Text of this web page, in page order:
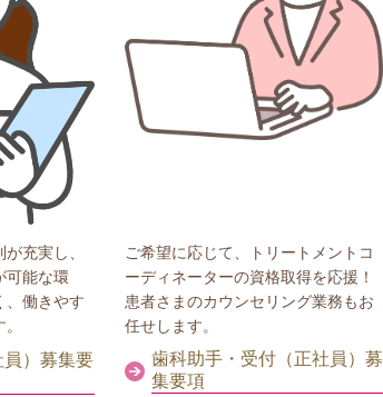
充実し、
可能な環
、働きやす
）募集要
ご希望に応じて、トリートメントコ
ーディネーターの資格取得を応援！
患者さまのカウンセリング業務もお
任せします。
歯科助手・受付（正社員）募
集要項